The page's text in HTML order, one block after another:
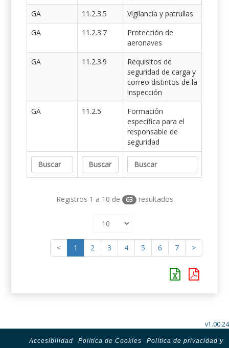
GA
11.2.3.5
Vigilancia y patrullas
GA
11.2.3.7
Protección de
aeronaves
GA
11.2.3.9
Requisitos de
seguridad de carga y
correo distintos de la
inspección
GA
11.2.5
Formación
específica para el
responsable de
seguridad
Registros 1 a 10 de 63 resultados
< 1 2 3 4 5 6 7 >
v1.00.24
Accesibilidad Política de Cookies
Política de privacidad y